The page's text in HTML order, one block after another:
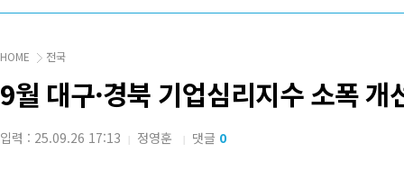
HOME 전국
9월 대구·경북 기업심리지수 소폭
입력 : 25.09.26 17:13 | 정영훈 | 댓글 0